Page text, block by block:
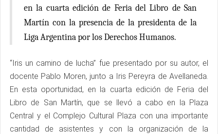
en la cuarta edición de Feria del Libro de San
Martín con la presencia de la presidenta de la
Liga Argentina por los Derechos Humanos.
“Iris un camino de lucha” fue presentado por su autor, el
docente Pablo Moren, junto a Iris Pereyra de Avellaneda.
En esta oportunidad, en la cuarta edición de Feria del
Libro de San Martín, que se llevó a cabo en la Plaza
Central y el Complejo Cultural Plaza con una importante
cantidad de asistentes y con la organización de la